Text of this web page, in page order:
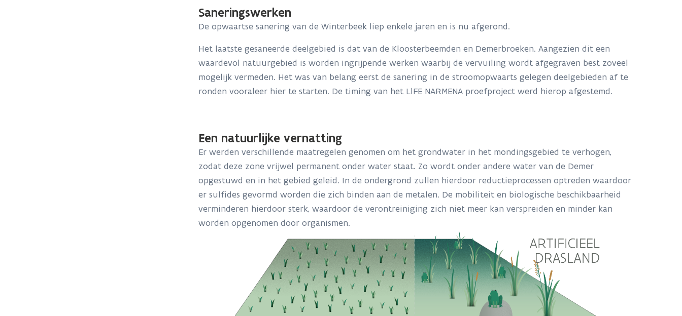
Saneringswerken
De opwaartse sanering van de Winterbeek liep enkele jaren en is nu afgerond.
Het laatste gesaneerde deelgebied is dat van de Kloosterbeemden en Demerbroeken. Aangezien dit een
waardevol natuurgebied is worden ingrijpende werken waarbij de vervuiling wordt afgegraven best zoveel
mogelijk vermeden. Het was van belang eerst de sanering in de stroomopwaarts gelegen deelgebieden af te
ronden vooraleer hier te starten. De timing van het LlFE NARMENA proefproject werd hierop afgestemd.
Een natuurlijke vernatting
Er werden verschillende maatregelen genomen om het grondwater in het mondingsgebied te verhogen,
zodat deze zone vrijwel permanent onder water staat. Zo wordt onder andere water van de Demer
opgestuwd en in het gebied geleid. In de ondergrond zullen hierdoor reductieprocessen optreden waardoor
er sulfides gevormd worden die zich binden aan de metalen. De mobiliteit en biologische beschikbaarheid
verminderen hierdoor sterk, waardoor de verontreiniging zich niet meer kan verspreiden en minder kan
worden opgenomen door organismen.